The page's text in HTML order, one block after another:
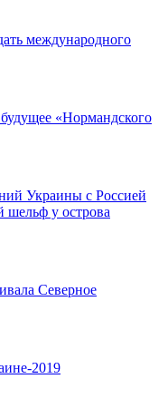
международного
«Нормандского
Украины с Россией
у острова
Северное
2019